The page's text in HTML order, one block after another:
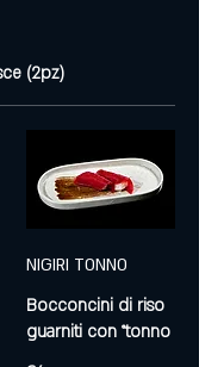
(2pz)
NIGIRI TONNO
Bocconcini di riso
guarniti con °tonno